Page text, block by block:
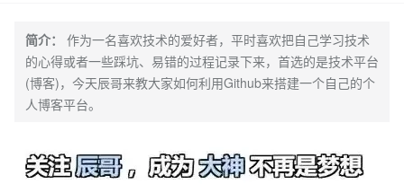
简介：
作为一名喜欢技术的爱好者，平时喜欢把自己学习技术
的心得或者一些踩坑、易错的过程记录下来，首选的是技术平台
(博客)，今天辰哥来教大家如何利用Github来搭建一个自己的个
人博客平台。